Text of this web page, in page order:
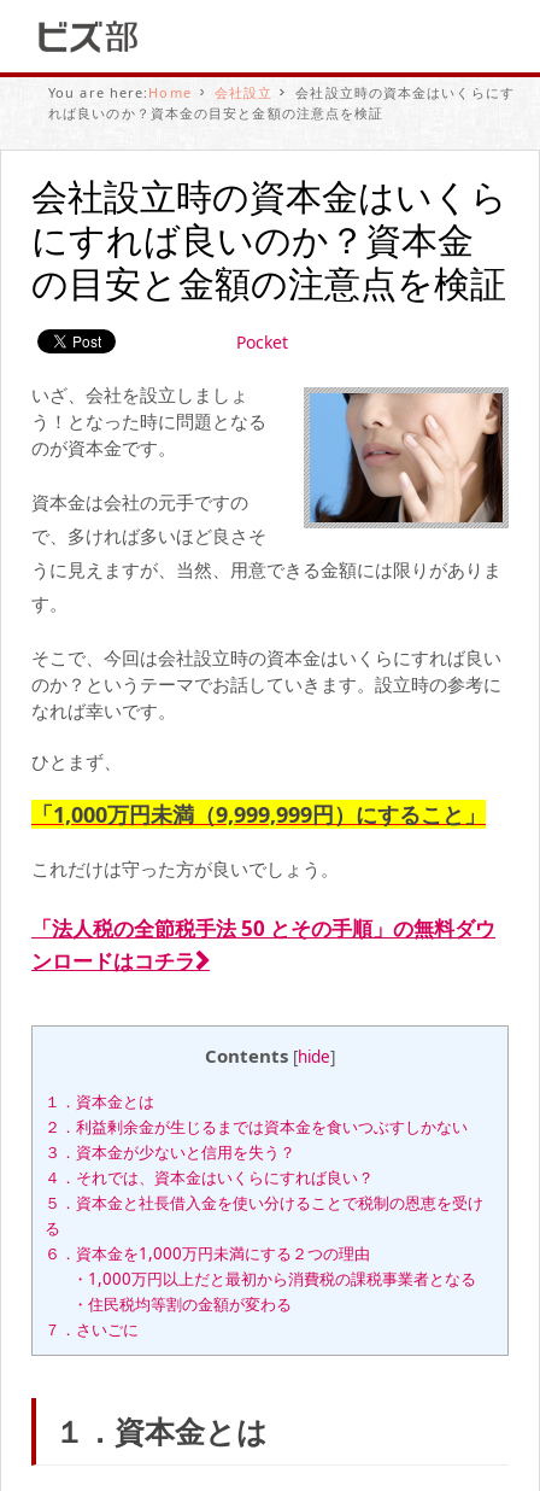
You are here: Home 会社設立
会社設立時の資本金はいくらにす
れば良いのか？資本金の目安と金額の注意点を検証
会社設立時の資本金はいくら
にすれば良いのか？資本金
の目安と金額の注意点を検証
Pocket
いざ、会社を設立しましょ
う！となった時に問題となる
のが資本金です。
資本金は会社の元手ですの
で、多ければ多いほど良さそ
うに見えますが、当然、用意できる金額には限りがありま
す。
そこで、今回は会社設立時の資本金はいくらにすれば良い
のか？というテーマでお話していきます。設立時の参考に
なれば幸いです。
ひとまず、
「1,000万円未満（9,999,999円）にすること」
これだけは守った方が良いでしょう。
「法人税の全節税手法 50 とその手順」の無料ダウ
ンロードはコチラ
Contents [hide]
１．資本金とは
２．利益剰余金が生じるまでは資本金を食いつぶすしかない
３．資本金が少ないと信用を失う？
４．それでは、資本金はいくらにすれば良い？
５．資本金と社長借入金を使い分けることで税制の恩恵を受け
る
６．資本金を1,000万円未満にする２つの理由
・1,000万円以上だと最初から消費税の課税事業者となる
・住民税均等割の金額が変わる
７．さいごに
１．資本金とは